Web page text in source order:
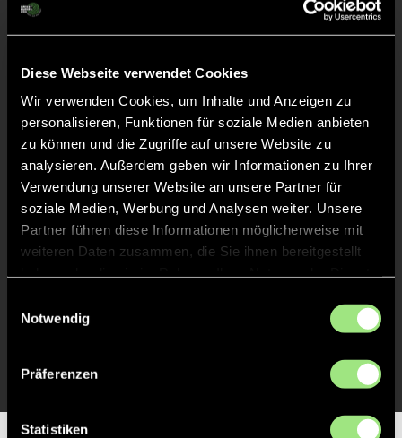
Diese Webseite verwendet Cookies
Wir verwenden Cookies, um Inhalte und Anzeigen zu
personalisieren, Funktionen für soziale Medien anbieten
zu können und die Zugriffe auf unsere Website zu
analysieren. Außerdem geben wir Informationen zu Ihrer
Verwendung unserer Website an unsere Partner für
soziale Medien, Werbung und Analysen weiter. Unsere
Partner führen diese Informationen möglicherweise mit
weiteren Daten zusammen, die Sie ihnen bereitgestellt
Notwendig
Präferenzen
Statistiken
Liveticker
60'
Abpfiff
Spiel beendet
46' TOR 2:2, FELDTOR
31' TOR 2:1, FELDTOR
31' TOR 2:0, FELDTOR